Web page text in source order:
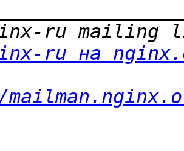
ru на